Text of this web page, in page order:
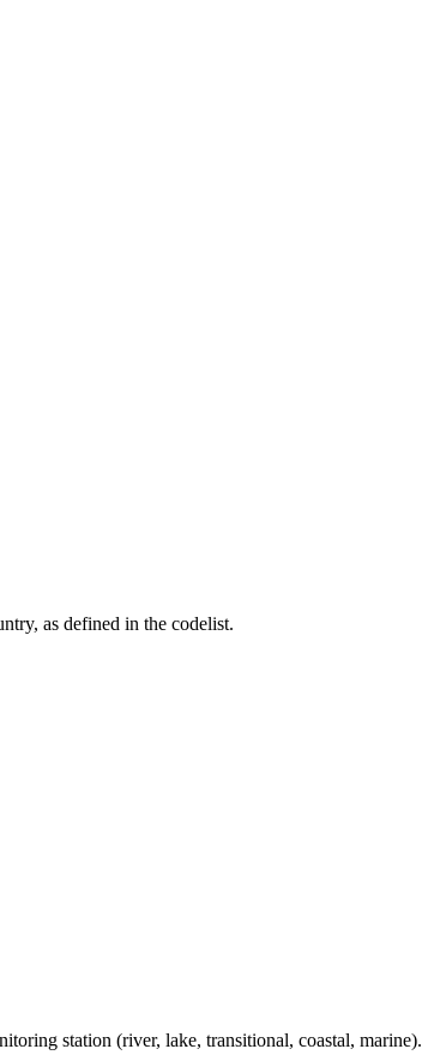
as defined in the codelist.
station (river, lake, transitional, coastal, marine).